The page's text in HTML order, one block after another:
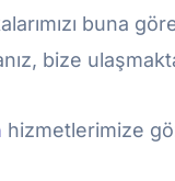
buna
bize
hizmetlerimize